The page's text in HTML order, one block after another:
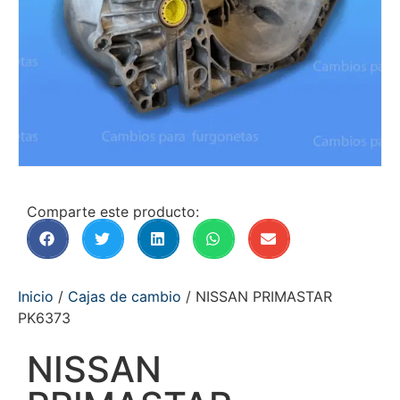
Comparte este producto:
Inicio / Cajas de cambio / NISSAN PRIMASTAR
PK6373
NISSAN